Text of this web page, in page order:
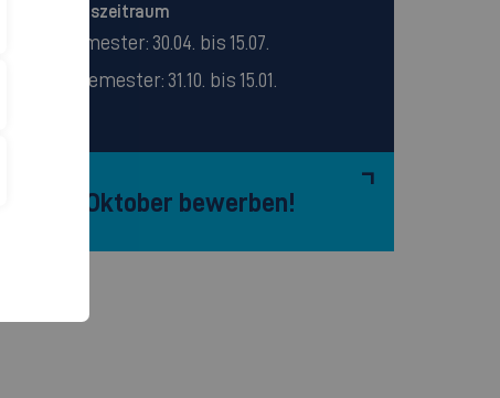
Bewerbungszeitraum
Wintersemester: 30.04. bis 15.07.
Sommersemester: 31.10. bis 15.01.
Ab 31. Oktober bewerben!